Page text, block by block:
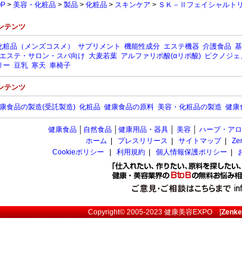
> 美容・化粧品 > 製品 > 化粧品 > スキンケア > ＳＫ－Ⅱフェイシャルト
テンツ
粧品（メンズコスメ） サプリメント 機能性成分 エステ機器 介護食品
エステ・サロン・スパ向け 大麦若葉 アルファリポ酸(αリポ酸) ピクノジ
ー 豆乳 寒天 車椅子
テンツ
食品の製造(受託製造) 化粧品 健康食品の原料 美容・化粧品の製造 健康
健康食品 自然食品 健康用品・器具 美容 ハーブ・ア
ホーム
プレスリリース サイトマップ|
Cookieポリシー
利用規約 個人情報保護ポリシー
Copyright© 2005-2023健康美容EXPO[